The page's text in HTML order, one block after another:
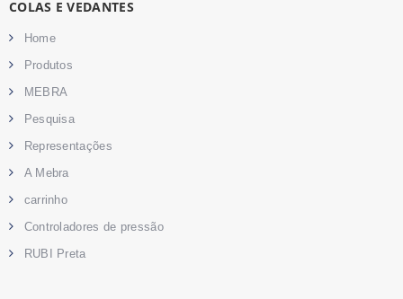
COLAS E VEDANTES
Home
Produtos
MEBRA
Pesquisa
Representações
A Mebra
carrinho
Controladores de pressão
RUBI Preta